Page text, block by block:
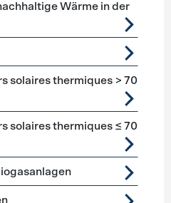
Wärme in der
solaires thermiques > 70
solaires thermiques ≤ 70